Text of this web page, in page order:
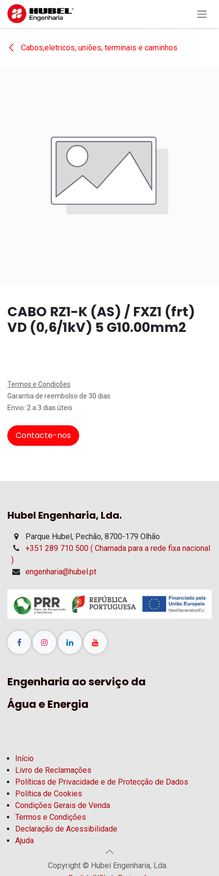
Pular para o conteúdo
Cabos,eletricos, uniões, terminais e caminhos
CABO RZ1-K (AS) / FXZ1 (frt)
VD (0,6/1kV) 5 G10.00mm2
Termos e Condições
Garantia de reembolso de 30 dias
Envio: 2 a 3 dias úteis
Contacte-nos
Hubel Engenharia, Lda.
Parque Hubel, Pechão, 8700-179 Olhão
+351 289 710 500 ( Chamada para a rede fixa nacional
)
engenharia@hubel.pt
Engenharia ao serviço da
Água e Energia
Início
Livro de Reclamações
Políticas de Privacidade e de Protecção de Dados
Política de Cookies
Condições Gerais de Venda
Termos e Condições
Declaração de Acessibilidade
Ajuda
Copyright © Hubel Engenharia, Lda.